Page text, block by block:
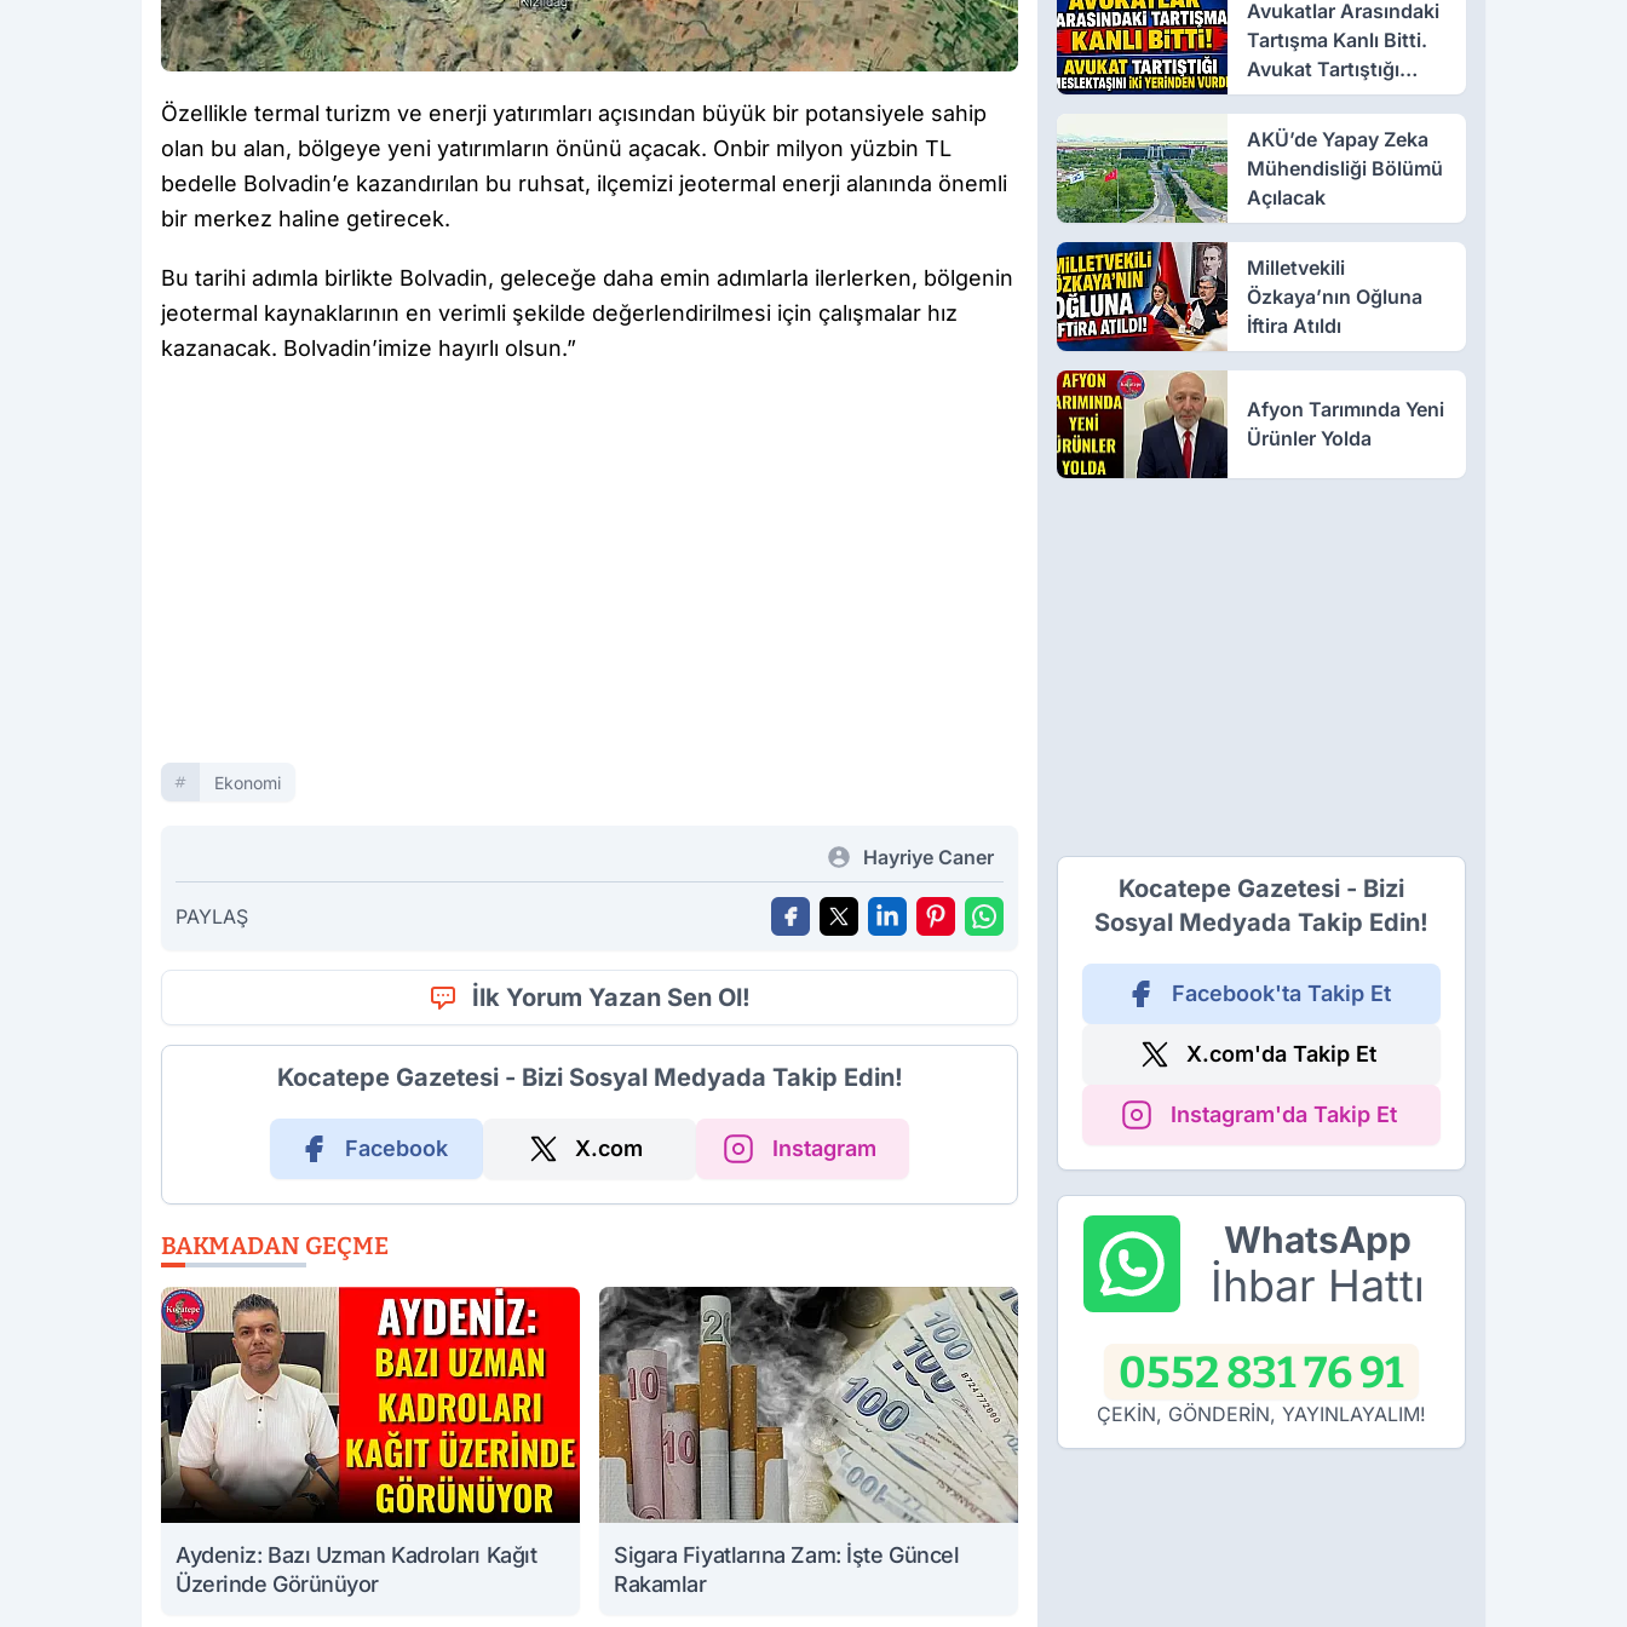
Özellikle termal turizm ve enerji yatırımları açısından büyük bir potansiyele sahip
olan bu alan, bölgeye yeni yatırımların önünü açacak. Onbir milyon yüzbin TL
bedelle Bolvadin’e kazandırılan bu ruhsat, ilçemizi jeotermal enerji alanında önemli
bir merkez haline getirecek.
Bu tarihi adımla birlikte Bolvadin, geleceğe daha emin adımlarla ilerlerken, bölgenin
jeotermal kaynaklarının en verimli şekilde değerlendirilmesi için çalışmalar hız
kazanacak. Bolvadin’imize hayırlı olsun.”
Ekonomi
Hayriye Caner
PAYLAŞ
İlk Yorum Yazan Sen Ol!
Kocatepe Gazetesi - Bizi Sosyal Medyada Takip Edin!
Facebook X.com Instagram
BAKMADAN GEÇME
Aydeniz: Bazı Uzman Kadroları Kağıt
Üzerinde Görünüyor
Sigara Fiyatlarına Zam: İşte Güncel
Rakamlar
Avukatlar Arasındaki
Tartışma Kanlı Bitti.
Avukat Tartıştığı
Meslektaşını İki
Yerinden Vurdu
AKÜ’de Yapay Zeka
Mühendisliği Bölümü
Açılacak
Milletvekili
Özkaya’nın Oğluna
İftira Atıldı
Afyon Tarımında Yeni
Ürünler Yolda
Kocatepe Gazetesi - Bizi
Sosyal Medyada Takip Edin!
Facebook'ta Takip Et
X.com'da Takip Et
Instagram'da Takip Et
WhatsApp
İhbar Hattı
0552 831 76 91
ÇEKİN, GÖNDERİN, YAYINLAYALIM!